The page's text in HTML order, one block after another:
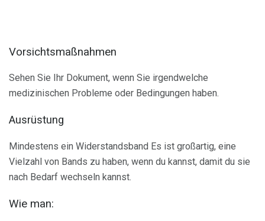
Vorsichtsmaßnahmen
Sehen Sie Ihr Dokument, wenn Sie irgendwelche
medizinischen Probleme oder Bedingungen haben.
Ausrüstung
Mindestens ein Widerstandsband Es ist großartig, eine
Vielzahl von Bands zu haben, wenn du kannst, damit du sie
nach Bedarf wechseln kannst.
Wie man: